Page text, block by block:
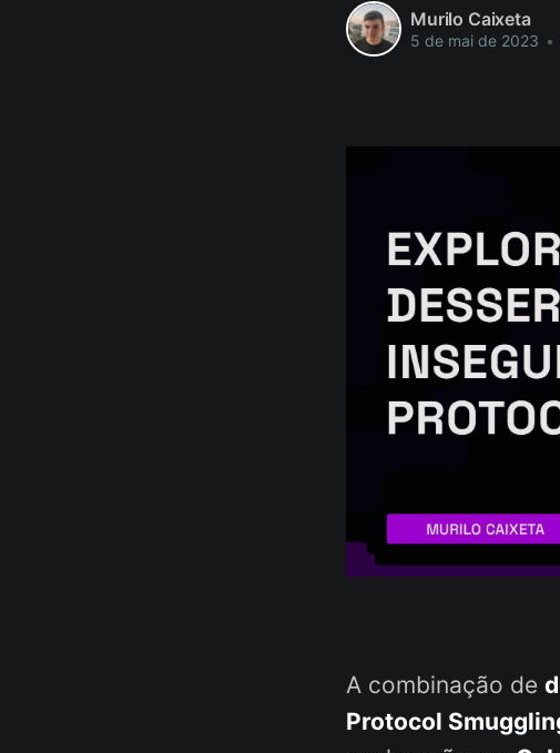
Murilo Caixeta
5 de mai de 2023 •
A combinação de
Protocol